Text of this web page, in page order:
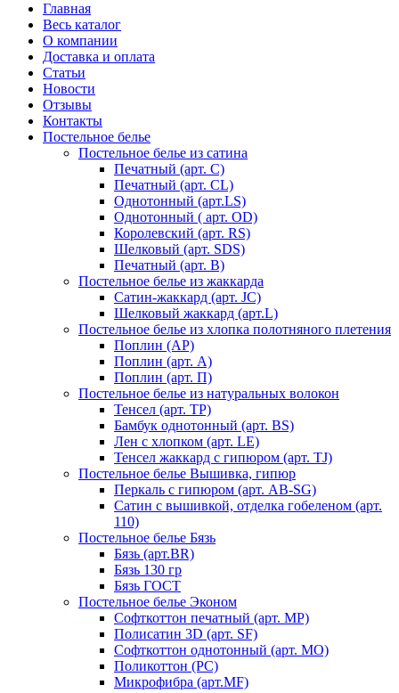
Главная
Весь каталог
О компании
Доставка и оплата
Статьи
Новости
Отзывы
Контакты
Постельное белье
Постельное белье из сатина
Печатный (арт. С)
Печатный (арт. СL)
Однотонный (арт.LS)
Однотонный ( арт. OD)
Королевский (арт. RS)
Шелковый (арт. SDS)
Печатный (арт. В)
Постельное белье из жаккарда
Сатин-жаккард (арт. JC)
Шелковый жаккард (арт.L)
Постельное белье из хлопка полотняного плетения
Поплин (AP)
Поплин (арт. А)
Поплин (арт. П)
Постельное белье из натуральных волокон
Тенсел (арт. ТР)
Бамбук однотонный (арт. BS)
Лен с хлопком (арт. LE)
Тенсел жаккард с гипюром (арт. TJ)
Постельное белье Вышивка, гипюр
Перкаль с гипюром (арт. AB-SG)
Сатин с вышивкой, отделка гобеленом (арт.
110)
Постельное белье Бязь
Бязь (арт.BR)
Бязь 130 гр
Бязь ГОСТ
Постельное белье Эконом
Софткоттон печатный (арт. MР)
Полисатин 3D (арт. SF)
Софткоттон однотонный (арт. MO)
Поликоттон (PC)
Микрофибра (арт.MF)